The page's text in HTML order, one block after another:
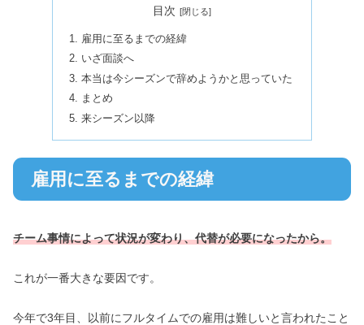
目次
雇用に至るまでの経緯
いざ面談へ
本当は今シーズンで辞めようかと思っていた
まとめ
来シーズン以降
雇用に至るまでの経緯
チーム事情によって状況が変わり、代替が必要になったから。
これが一番大きな要因です。
今年で3年目、以前にフルタイムでの雇用は難しいと言われたこと